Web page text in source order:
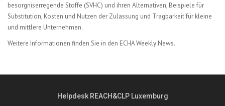
besorgniserregende Stoffe (SVHC) und ihren Alternativen, Beispiele für
Substitution, Kosten und Nutzen der Zulassung und Tragbarkeit für kleine
und mittlere Unternehmen.
Weitere Informationen finden Sie in den ECHA Weekly News.
Helpdesk REACH&CLP Luxemburg